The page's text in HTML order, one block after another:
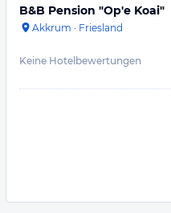
B&B Pension "Op'e Koai"
Akkrum · Friesland
Keine Hotelbewertungen